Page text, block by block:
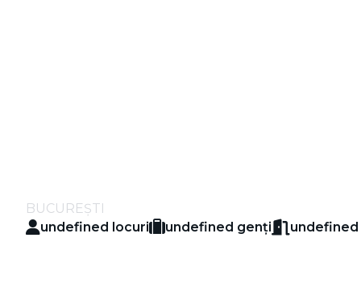
BUCUREȘTI
undefined locuri undefined genți undefined